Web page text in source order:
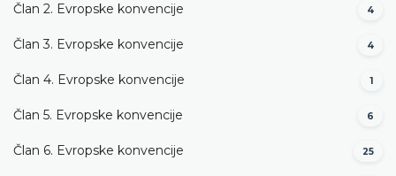
Član 2. Evropske konvencije 4
Član 3. Evropske konvencije 4
Član 4. Evropske konvencije 1
Član 5. Evropske konvencije 6
Član 6. Evropske konvencije 25